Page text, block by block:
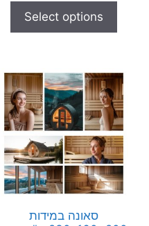
o
5
Select options
סאונה במידות